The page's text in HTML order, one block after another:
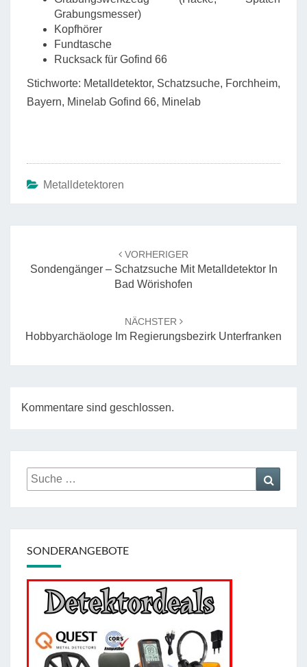
Grabungsmesser)
Kopfhörer
Fundtasche
Rucksack für Gofind 66
Stichworte: Metalldetektor, Schatzsuche, Forchheim,
Bayern, Minelab Gofind 66, Minelab
Metalldetektoren
VORHERIGER
Sondengänger – Schatzsuche Mit Metalldetektor In
Bad Wörishofen
NÄCHSTER
Hobbyarchäologe Im Regierungsbezirk Unterfranken
Kommentare sind geschlossen.
Suche
nach:
SONDERANGEBOTE